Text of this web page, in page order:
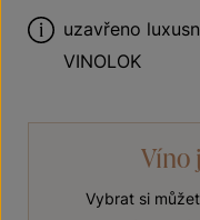
uzavřeno
VINOLOK
Víno
Vybrat si